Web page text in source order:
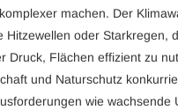
machen. Der
Hitzewellen oder Starkregen,
Druck, Flächen effizient zu
und Naturschutz
wie wachsende